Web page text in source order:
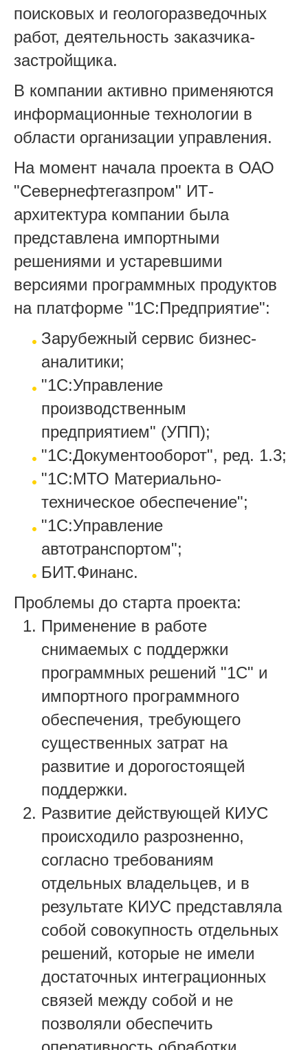
поисковых и геологоразведочных
работ, деятельность заказчика-
застройщика.
В компании активно применяются
информационные технологии в
области организации управления.
На момент начала проекта в ОАО
"Севернефтегазпром" ИТ-
архитектура компании была
представлена импортными
решениями и устаревшими
версиями программных продуктов
на платформе "1С:Предприятие":
Зарубежный сервис бизнес-
аналитики;
"1С:Управление
производственным
предприятием" (УПП);
"1С:Документооборот", ред. 1.3;
"1С:МТО Материально-
техническое обеспечение";
"1С:Управление
автотранспортом";
БИТ.Финанс.
Проблемы до старта проекта:
Применение в работе
снимаемых с поддержки
программных решений "1С" и
импортного программного
обеспечения, требующего
существенных затрат на
развитие и дорогостоящей
поддержки.
Развитие действующей КИУС
происходило разрозненно,
согласно требованиям
отдельных владельцев, и в
результате КИУС представляла
собой совокупность отдельных
решений, которые не имели
достаточных интеграционных
связей между собой и не
позволяли обеспечить